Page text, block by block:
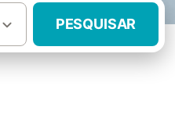
PESQUISAR